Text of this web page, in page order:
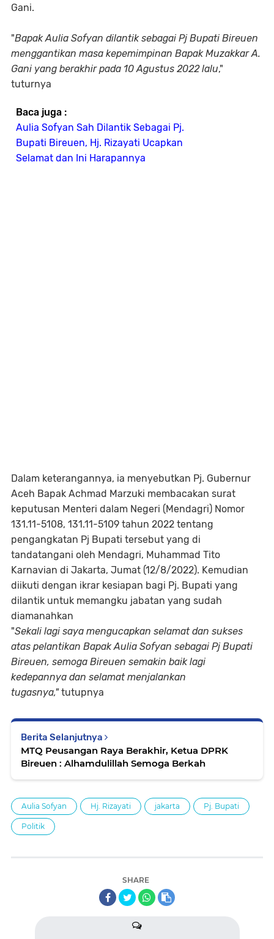
Gani.
"Bapak Aulia Sofyan dilantik sebagai Pj Bupati Bireuen
menggantikan masa kepemimpinan Bapak Muzakkar A.
Gani yang berakhir pada 10 Agustus 2022 lalu,"
tuturnya
Baca juga :
Aulia Sofyan Sah Dilantik Sebagai Pj.
Bupati Bireuen, Hj. Rizayati Ucapkan
Selamat dan Ini Harapannya
Dalam keterangannya, ia menyebutkan Pj. Gubernur
Aceh Bapak Achmad Marzuki membacakan surat
keputusan Menteri dalam Negeri (Mendagri) Nomor
131.11-5108, 131.11-5109 tahun 2022 tentang
pengangkatan Pj Bupati tersebut yang di
tandatangani oleh Mendagri, Muhammad Tito
Karnavian di Jakarta, Jumat (12/8/2022). Kemudian
diikuti dengan ikrar kesiapan bagi Pj. Bupati yang
dilantik untuk memangku jabatan yang sudah
diamanahkan
"Sekali lagi saya mengucapkan selamat dan sukses
atas pelantikan Bapak Aulia Sofyan sebagai Pj Bupati
Bireuen, semoga Bireuen semakin baik lagi
kedepannya dan selamat menjalankan
tugasnya,"tutupnya
Berita Selanjutnya
MTQ Peusangan Raya Berakhir, Ketua DPRK
Bireuen : Alhamdulillah Semoga Berkah
Aulia Sofyan Hj. Rizayati jakarta Pj. Bupati
Politik
SHARE